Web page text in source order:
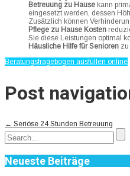
Betreuung zu Hause kann
eingesetzt werden, dessen
Zusätzlich können
Pflege zu Hause Kosten
Sie diese Leistungen optimal
Häusliche Hilfe für Senioren
Beratungsfragebogen ausfüllen online
Post
← Seriöse 24 Stunden Betreuung
Neueste Beiträge